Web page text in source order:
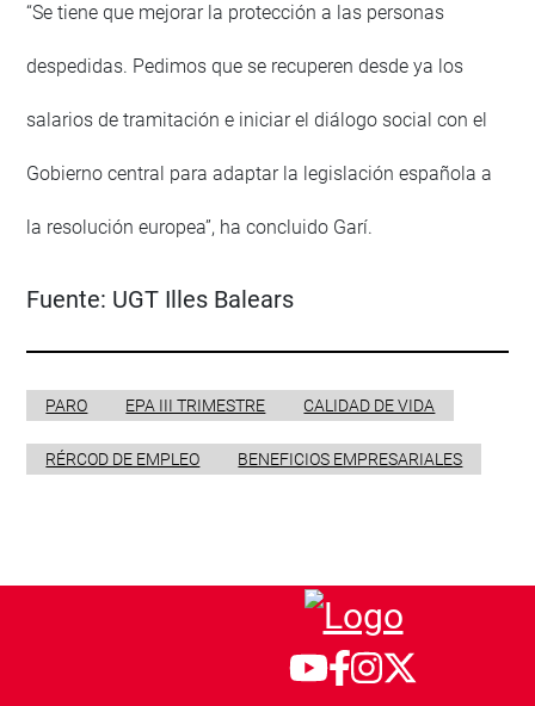
“Se tiene que mejorar la protección a las personas
despedidas. Pedimos que se recuperen desde ya los
salarios de tramitación e iniciar el diálogo social con el
Gobierno central para adaptar la legislación española a
la resolución europea”, ha concluido Garí.
Fuente: UGT Illes Balears
PARO EPA III TRIMESTRE CALIDAD DE VIDA
RÉRCOD DE EMPLEO BENEFICIOS EMPRESARIALES